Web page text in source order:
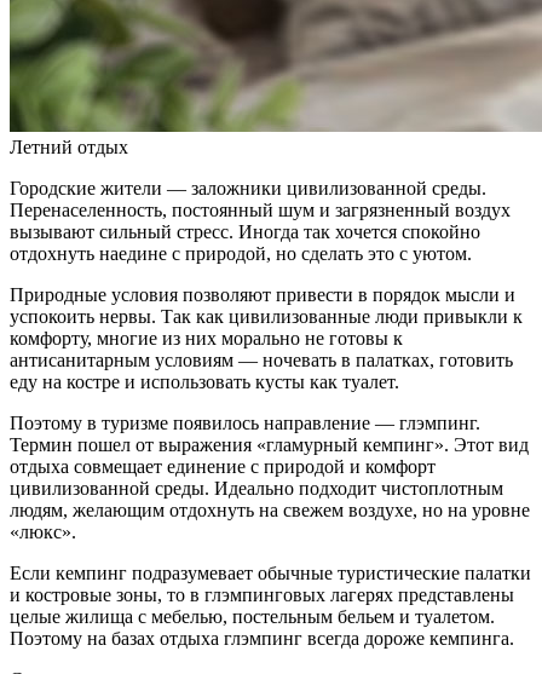
Летний отдых
Городские жители — заложники цивилизованной среды.
Перенаселенность, постоянный шум и загрязненный воздух
вызывают сильный стресс. Иногда так хочется спокойно
отдохнуть наедине с природой, но сделать это с уютом.
Природные условия позволяют привести в порядок мысли и
успокоить нервы. Так как цивилизованные люди привыкли к
комфорту, многие из них морально не готовы к
антисанитарным условиям — ночевать в палатках, готовить
еду на костре и использовать кусты как туалет.
Поэтому в туризме появилось направление — глэмпинг.
Термин пошел от выражения «гламурный кемпинг». Этот вид
отдыха совмещает единение с природой и комфорт
цивилизованной среды. Идеально подходит чистоплотным
людям, желающим отдохнуть на свежем воздухе, но на уровне
«люкс».
Если кемпинг подразумевает обычные туристические палатки
и костровые зоны, то в глэмпинговых лагерях представлены
целые жилища с мебелью, постельным бельем и туалетом.
Поэтому на базах отдыха глэмпинг всегда дороже кемпинга.